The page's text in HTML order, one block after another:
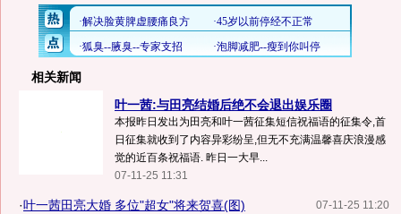
相关新闻
叶一茜:与田亮结婚后绝不会退出娱乐圈
本报昨日发出为田亮和叶一茜征集短信祝福语的征集令,首
日征集就收到了内容异彩纷呈,但无不充满温馨喜庆浪漫感
觉的近百条祝福语. 昨日一大早...
07-11-25 11:31
07-11-25 11:20
·叶一茜田亮大婚 多位"超女"将来贺喜(图)